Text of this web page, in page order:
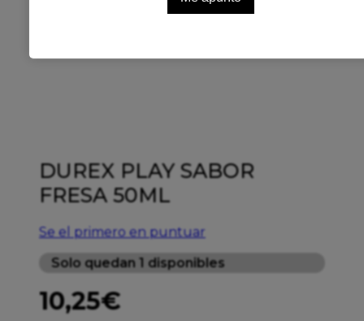
DUREX PLAY SABOR
FRESA 50ML
Se el primero en puntuar
Solo quedan 1 disponibles
10,25€